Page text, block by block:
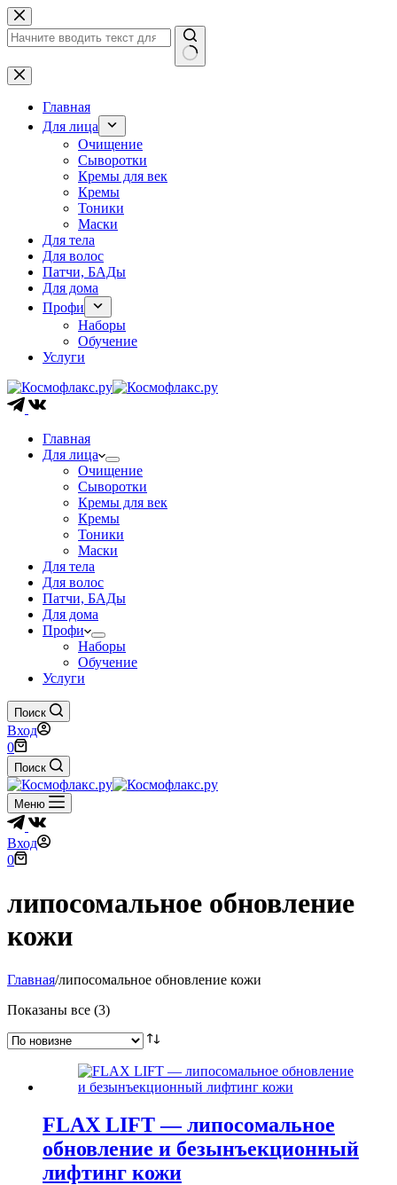
Перейти
к
сути
Ничего
не
найденоГлавная
Для лица
Очищение
Сыворотки
Кремы для век
Кремы
Тоники
Маски
Для тела
Для волос
Патчи, БАДы
Для дома
Профи
Наборы
Обучение
Услуги
Главная
Для лица
Очищение
Сыворотки
Кремы для век
Кремы
Тоники
Маски
Для тела
Для волос
Патчи, БАДы
Для дома
Профи
Наборы
Обучение
Услуги
Поиск
Вход
Корзина
0
Поиск
Меню
Вход
Корзина
0
липосомальное обновление
кожи
Главная/липосомальное обновление кожи
Показаны все (3)Сортировка:
недавние
FLAX LIFT — липосомальное
обновление и безынъекционный
лифтинг кожи